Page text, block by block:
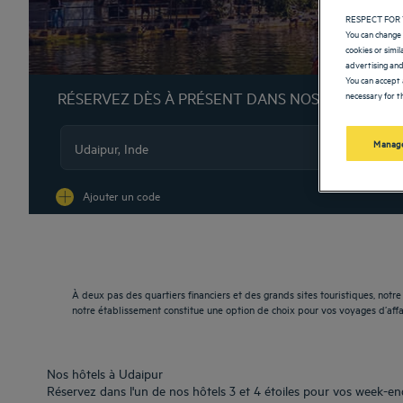
RÉSERVEZ DÈS À PRÉSENT DANS NOS HÔTELS
Ajouter un code
À deux pas des quartiers financiers et des grands sites touristiques,
notre établissement constitue une option de choix pour vos voyages
Nos hôtels à Udaipur
Réservez dans l'un de nos hôtels 3 et 4 étoiles pour vos week-
RESPECT
You can
cookies or
advertising
You can
necessary for